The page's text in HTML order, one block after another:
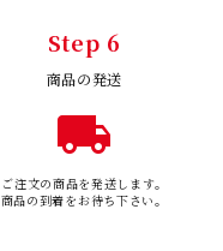
Step 6
商品の発送
local_shipping
ご注文の商品を発送します。
商品の到着をお待ち下さい。